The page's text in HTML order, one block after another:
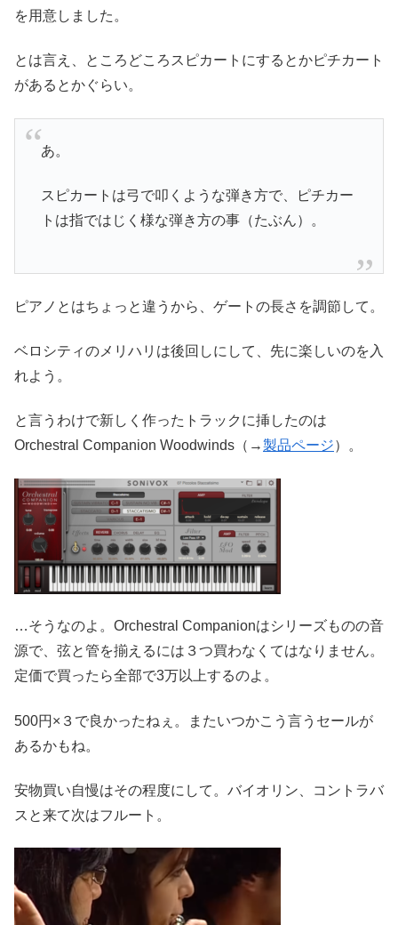
を用意しました。
とは言え、ところどころスピカートにするとかピチカート
があるとかぐらい。
あ。
スピカートは弓で叩くような弾き方で、ピチカー
トは指ではじく様な弾き方の事（たぶん）。
ピアノとはちょっと違うから、ゲートの長さを調節して。
ベロシティのメリハリは後回しにして、先に楽しいのを入
れよう。
と言うわけで新しく作ったトラックに挿したのは
Orchestral Companion Woodwinds（→製品ページ）。
…そうなのよ。Orchestral Companionはシリーズものの音
源で、弦と管を揃えるには３つ買わなくてはなりません。
定価で買ったら全部で3万以上するのよ。
500円×３で良かったねぇ。またいつかこう言うセールが
あるかもね。
安物買い自慢はその程度にして。バイオリン、コントラバ
スと来て次はフルート。